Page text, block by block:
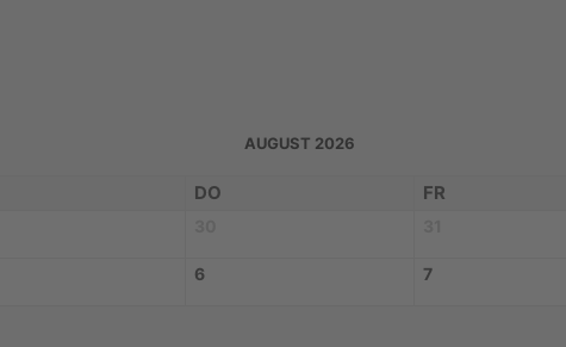
AUGUST 2026
DO FR
6 7